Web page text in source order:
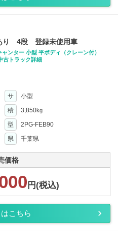
り 4段 登録未使用車
ャンター 小型 平ボディ（クレーン付）
古トラック詳細
サ
小型
積 3,850kg
型
2PG-FEB90
県 千葉県
価格
円(税込)
こちら